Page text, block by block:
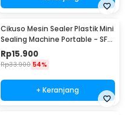
Cikuso Mesin Sealer Plastik Mini
Sealing Machine Portable - SF-
301
Rp15.900
Rp33.900 54%
+ Keranjang